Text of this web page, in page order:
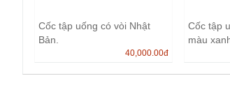
Cốc tập uống có vòi Nhật
Bản.
40,000.00đ
Cốc tập
màu xanh